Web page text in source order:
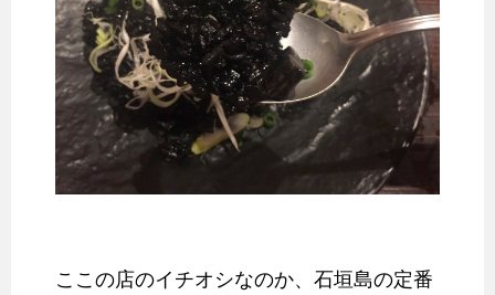
ここの店のイチオシなのか、石垣島の定番